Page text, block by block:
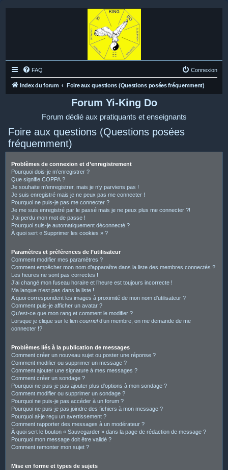
FAQ Connexion
Index du forum Foire aux questions (Questions posées fréquemment)
Forum Yi-King Do
Forum dédié aux pratiquants et enseignants
Foire aux questions (Questions posées
fréquemment)
Problèmes de connexion et d’enregistrement
Pourquoi dois-je m’enregistrer ?
Que signifie COPPA ?
Je souhaite m’enregistrer, mais je n’y parviens pas !
Je suis enregistré mais je ne peux pas me connecter !
Pourquoi ne puis-je pas me connecter ?
Je me suis enregistré par le passé mais je ne peux plus me connecter ?!
J’ai perdu mon mot de passe !
Pourquoi suis-je automatiquement déconnecté ?
À quoi sert « Supprimer les cookies » ?
Paramètres et préférences de l’utilisateur
Comment modifier mes paramètres ?
Comment empêcher mon nom d’apparaître dans la liste des membres connectés ?
Les heures ne sont pas correctes !
J’ai changé mon fuseau horaire et l’heure est toujours incorrecte !
Ma langue n’est pas dans la liste !
A quoi correspondent les images à proximité de mon nom d’utilisateur ?
Comment puis-je afficher un avatar ?
Qu’est-ce que mon rang et comment le modifier ?
Lorsque je clique sur le lien courrield’un membre, on me demande de me
connecter !?
Problèmes liés à la publication de messages
Comment créer un nouveau sujet ou poster une réponse ?
Comment modifier ou supprimer un message ?
Comment ajouter une signature à mes messages ?
Comment créer un sondage ?
Pourquoi ne puis-je pas ajouter plus d’options à mon sondage ?
Comment modifier ou supprimer un sondage ?
Pourquoi ne puis-je pas accéder à un forum ?
Pourquoi ne puis-je pas joindre des fichiers à mon message ?
Pourquoi ai-je reçu un avertissement ?
Comment rapporter des messages à un modérateur ?
À quoi sert le bouton « Sauvegarder » dans la page de rédaction de message ?
Pourquoi mon message doit être validé ?
Comment remonter mon sujet ?
Mise en forme et types de sujets